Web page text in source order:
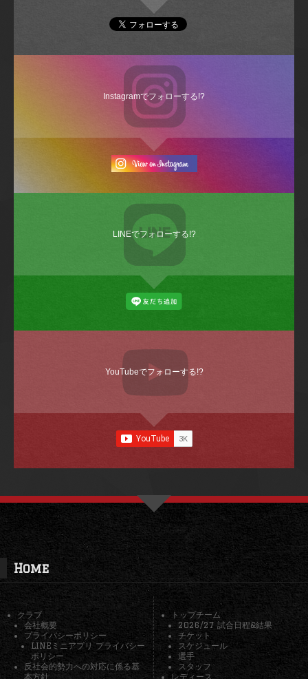
Instagramでフォローする!?
LINEでフォローする!?
YouTubeでフォローする!?
Home
クラブ
会社概要
プライバシーポリシー
LINEミニアプリ プライバシー
ポリシー
反社会的勢力への対応に係る基
本方針
トップチーム
2026/27 試合日程&結果
チケット
スケジュール
選手
スタッフ
レディース